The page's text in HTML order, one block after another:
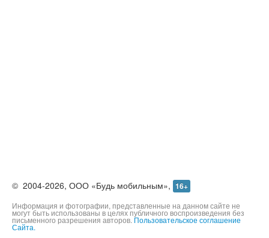
©2004-2026,ООО «Будь мобильным», 16+
Информация и фотографии, представленные на данном сайте не
могут быть использованы в целях публичного воспроизведения без